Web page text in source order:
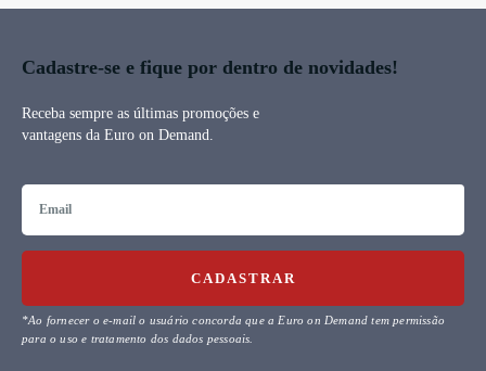
Cadastre-se e fique por dentro de novidades!
Receba sempre as últimas promoções e
vantagens da Euro on Demand.
CADASTRAR
*Ao fornecer o e-mail o usuário concorda que a Euro on Demand tem permissão
para o uso e tratamento dos dados pessoais.